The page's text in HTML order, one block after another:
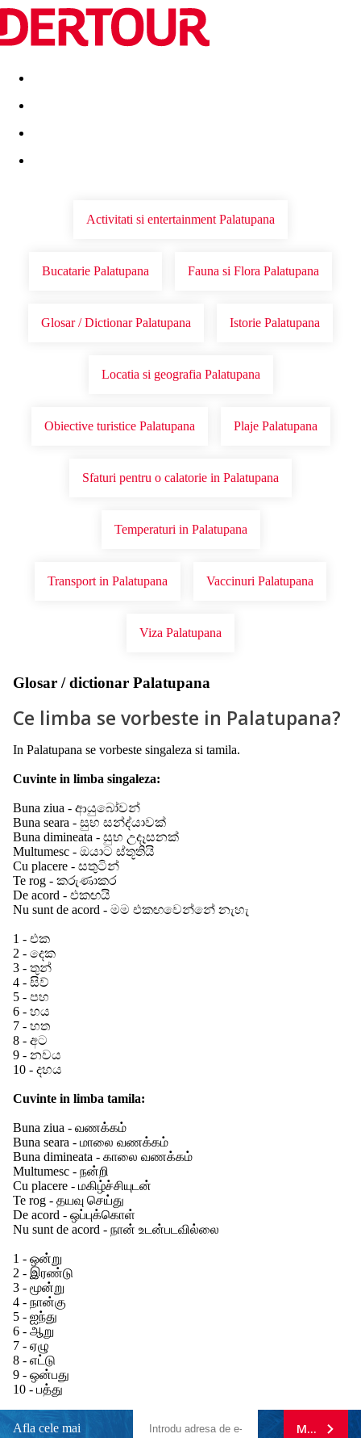
Destinatii Vacanta perfecta OFERTE DE NERATAT
Activitati si entertainment Palatupana
Bucatarie Palatupana Fauna si Flora Palatupana
Glosar / Dictionar Palatupana Istorie Palatupana
Locatia si geografia Palatupana
Obiective turistice Palatupana Plaje Palatupana
Sfaturi pentru o calatorie in Palatupana
Temperaturi in Palatupana
Transport in Palatupana Vaccinuri Palatupana
Viza Palatupana
Glosar / dictionar Palatupana
Ce limba se vorbeste in Palatupana?
In Palatupana se vorbeste singaleza si tamila.
Cuvinte in limba singaleza:
Buna ziua - ආයුබෝවන්
Buna seara - සුභ සන්ද්යාවක්
Buna dimineata - සුභ උදෑසනක්
Multumesc - ඔයාට ස්තූතියි
Cu placere - සතුටින්
Te rog - කරුණාකර
De acord - එකඟයි
Nu sunt de acord - මම එකඟවෙන්නේ නැහැ
1 - එක
2 - දෙක
3 - තුන්
4 - සිව්
5 - පහ
6 - හය
7 - හත
8 - අට
9 - නවය
10 - දහය
Cuvinte in limba tamila:
Buna ziua - வணக்கம்
Buna seara - மாலை வணக்கம்
Buna dimineata - காலை வணக்கம்
Multumesc - நன்றி
Cu placere - மகிழ்ச்சியுடன்
Te rog - தயவு செய்து
De acord - ஒப்புக்கொள்
Nu sunt de acord - நான் உடன்படவில்லை
1 - ஒன்று
2 - இரண்டு
3 - மூன்று
4 - நான்கு
5 - ஐந்து
6 - ஆறு
7 - ஏழு
8 - எட்டு
9 - ஒன்பது
10 - பத்து
Afla cele mai MA